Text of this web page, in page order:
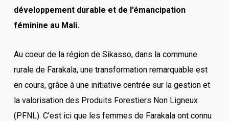
développement durable et de l’émancipation
féminine au Mali.
Au coeur de la région de Sikasso, dans la commune
rurale de Farakala, une transformation remarquable est
en cours, grâce à une initiative centrée sur la gestion et
la valorisation des Produits Forestiers Non Ligneux
(PFNL). C’est ici que les femmes de Farakala ont connu